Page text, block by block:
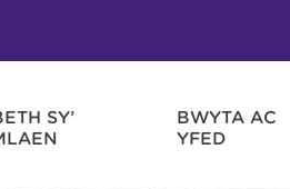
SY’
BWYTA AC
YFED